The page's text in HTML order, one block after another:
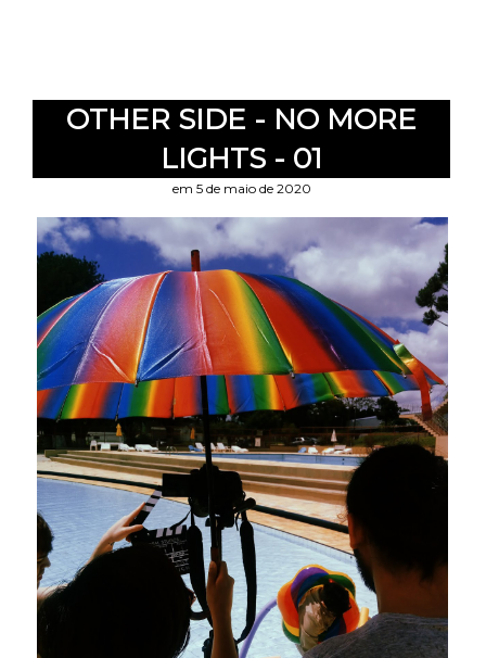
OTHER SIDE - NO MORE
LIGHTS - 01
em 5 de maio de 2020